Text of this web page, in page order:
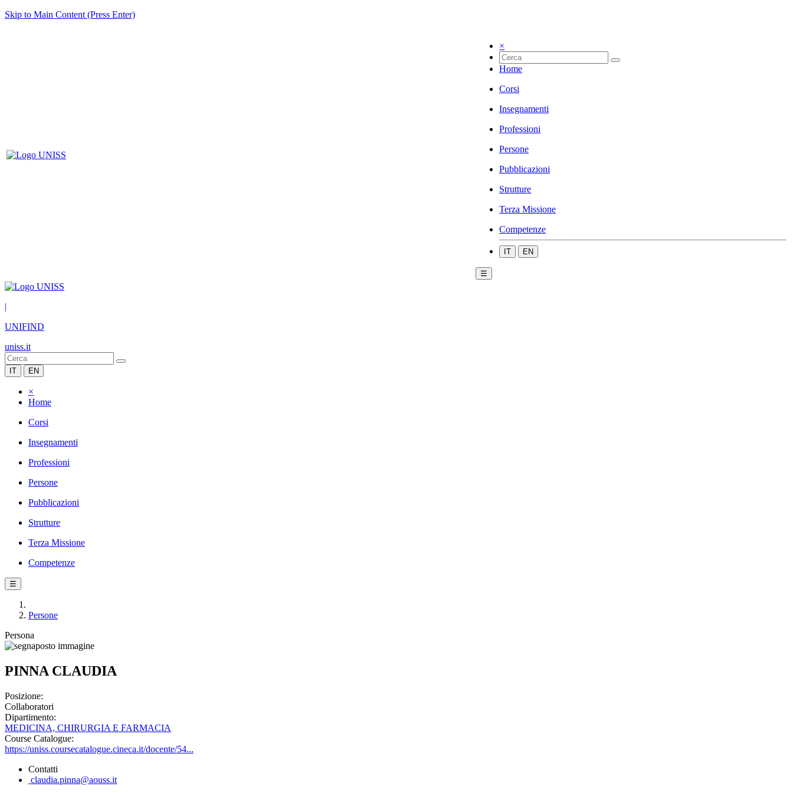
Skip to Main Content (Press Enter)
×
Home
Corsi
Insegnamenti
Professioni
Persone
Pubblicazioni
Strutture
Terza Missione
Competenze
IT EN
☰
|
UNIFIND
uniss.it
IT EN
×
Home
Corsi
Insegnamenti
Professioni
Persone
Pubblicazioni
Strutture
Terza Missione
Competenze
☰
Persone
Persona
PINNA CLAUDIA
Posizione:
Collaboratori
Dipartimento:
MEDICINA, CHIRURGIA E FARMACIA
Course Catalogue:
https://uniss.coursecatalogue.cineca.it/docente/54...
Contatti
claudia.pinna@aouss.it